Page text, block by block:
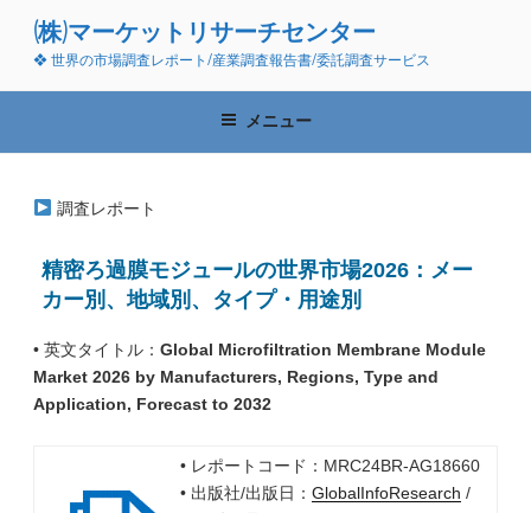
ン
(株)マーケットリサーチセンター
❖ 世界の市場調査レポート/産業調査報告書/委託調査サービス
メニュー
調査レポート
精密ろ過膜モジュールの世界市場2026：メー
カー別、地域別、タイプ・用途別
• 英文タイトル： Global Microfiltration Membrane Module
Market 2026 by Manufacturers, Regions, Type and
Application, Forecast to 2032
• レポートコード：MRC24BR-AG18660
• 出版社/出版日： GlobalInfoResearch /